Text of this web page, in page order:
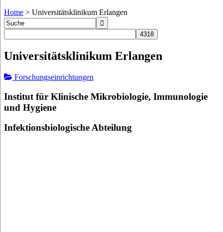
Home > Universitätsklinikum Erlangen
Universitätsklinikum Erlangen
Forschungseinrichtungen
Institut für Klinische Mikrobiologie, Immunologie
und Hygiene
Infektionsbiologische Abteilung